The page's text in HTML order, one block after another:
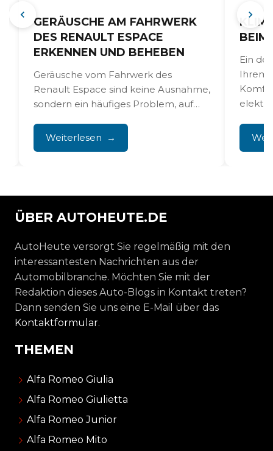
GERÄUSCHE AM FAHRWERK
DES RENAULT ESPACE
ERKENNEN UND BEHEBEN
Geräusche vom Fahrwerk des
Renault Espace sind keine Ausnahme,
sondern ein häufiges Problem, auf
charakteristische...
Weiterlesen
BEIM
Ein
Ihrem
ÜBER AUTOHEUTE.DE
AutoHeute versorgt Sie regelmäßig mit den
interessantesten Nachrichten aus der
Automobilbranche. Möchten Sie mit der
Redaktion dieses Auto-Blogs in Kontakt treten?
Dann senden Sie uns eine E-Mail über das
Kontaktformular.
THEMEN
Alfa Romeo Giulia
Alfa Romeo Giulietta
Alfa Romeo Junior
Alfa Romeo Mito